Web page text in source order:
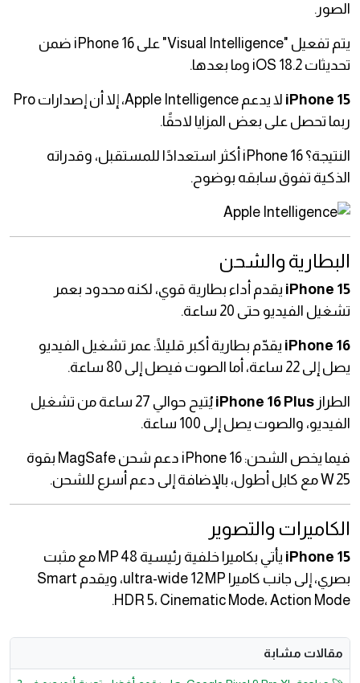
الصور.
يتم تفعيل "Visual Intelligence" على iPhone 16 ضمن
تحديثات iOS 18.2 وما بعدها.
iPhone 15
لا يدعم Apple Intelligence، إلا أن إصدارات Pro
ربما تحصل على بعض المزايا لاحقًا.
النتيجة؟ iPhone 16 أكثر استعدادًا للمستقبل، وقدراته
الذكية تفوق سابقه بوضوح.
البطارية والشحن
iPhone 15 يقدم أداء بطارية قوي، لكنه محدود بعمر
تشغيل الفيديو حتى 20 ساعة.
iPhone 16 يقدّم بطارية أكبر قليلًا: عمر تشغيل الفيديو
يصل إلى 22 ساعة، أما الصوت فيصل إلى 80 ساعة.
الطراز iPhone 16 Plus
يُتيح حوالي 27 ساعة من تشغيل
الفيديو، والصوت يصل إلى 100 ساعة.
فيما يخص الشحن: iPhone 16 دعم شحن MagSafe بقوة
25 W مع كابل أطول، بالإضافة إلى دعم أسرع للشحن.
الكاميرات والتصوير
iPhone 15
يأتي بكاميرا خلفية رئيسية 48 MP مع مثبت
بصري، إلى جانب كاميرا ultra-wide 12 MP، ويقدم Smart
HDR 5، Cinematic Mode، Action Mode.
مقالات مشابة